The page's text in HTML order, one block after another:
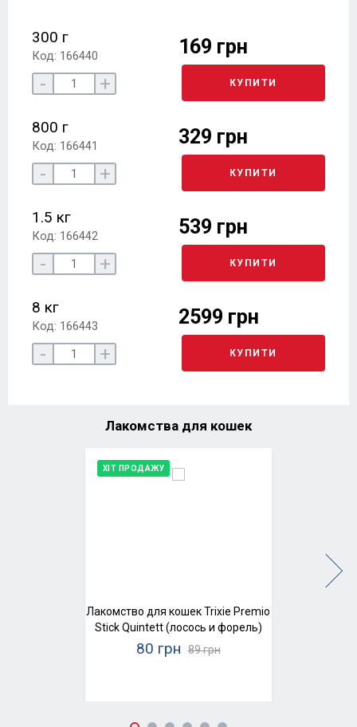
300 г
Код: 166440 169 грн
- + КУПИТИ
800 г
Код: 166441 329 грн
- + КУПИТИ
1.5 кг
Код: 166442 539 грн
- + КУПИТИ
8 кг
Код: 166443 2599 грн
- + КУПИТИ
Лакомства для кошек
ХІТ ПРОДАЖУ
Лакомство для кошек Trixie Premio
Stick Quintett (лосось и форель)
80 грн 89 грн